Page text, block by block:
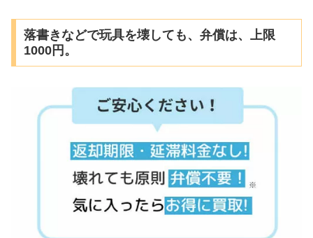
落書きなどで玩具を壊しても、弁償は、上限
1000円。